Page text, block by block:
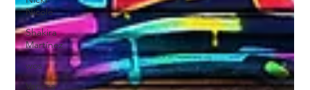
Nicole
Shakira
Martínez
wos
Vanesa